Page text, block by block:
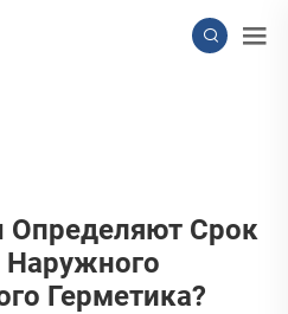
Срок
Герметика?